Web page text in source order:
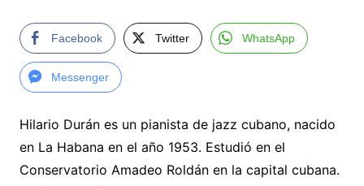
Facebook Twitter WhatsApp
Messenger
Hilario Durán es un pianista de jazz cubano, nacido
en La Habana en el año 1953. Estudió en el
Conservatorio Amadeo Roldán en la capital cubana.